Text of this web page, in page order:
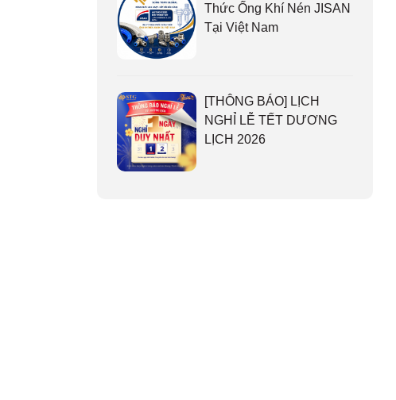
Thức Ống Khí Nén JISAN
Tại Việt Nam
[THÔNG BÁO] LỊCH
NGHỈ LỄ TẾT DƯƠNG
LỊCH 2026